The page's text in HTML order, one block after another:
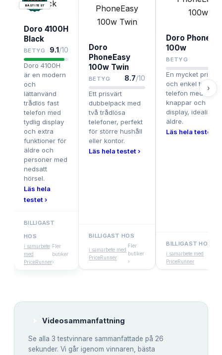
BÄST I TEST
Doro 4100H
Black
BETYG 9.1/10
Doro 4100H
är en modern
och
lättanvänd
trådlös fast
telefon med
tydlig display
och extra
funktioner för
äldre och
personer med
nedsatt
hörsel.
Läs hela
testet ›
BILLIGAST
HOS
i samarbete
med
PriceRunner
Fler
butiker
›
Doro
PhoneEasy
100w Twin
BETYG 8.7/10
Ett prisvärt
dubbelpack med
två trådlösa
telefoner, perfekt
för större hushåll
eller kontor.
Läs hela testet ›
BILLIGAST HOS
i samarbete med
PriceRunner
Fler
butiker
›
Doro
100w
BETYG
En mycket
och enkel trådlös
telefon med
knappar och
display, idealisk
äldre.
Läs hela testet ›
BILLIGAST HOS
i samarbete med
PriceRunner
›
Videosammanfattning
Se alla 3 testvinnare sammanfattade på 26
sekunder. Vi går igenom vinnaren, bästa